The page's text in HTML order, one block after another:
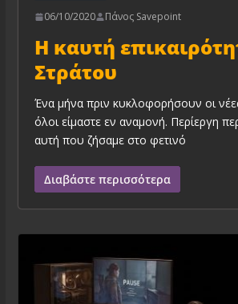
06/10/2020 Πάνος Savepoint
Η καυτή
Στράτου
Ένα μήνα πριν κυκλοφορήσουν οι
όλοι είμαστε εν αναμονή. Περίεργη
αυτή που ζήσαμε στο φετινό
Διαβάστε περισσότερα